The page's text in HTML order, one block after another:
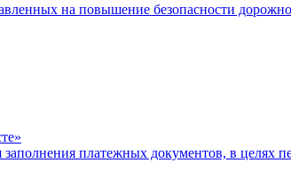
на повышение безопасности
платежных документов, в